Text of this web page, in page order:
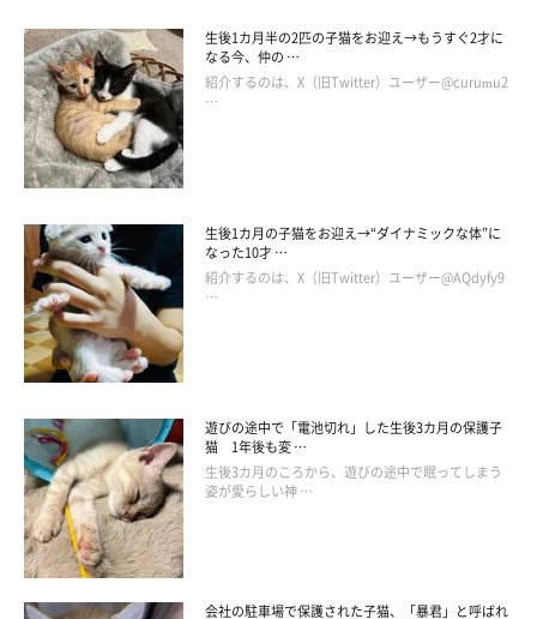
生後1カ月半の2匹の子猫をお迎え→もうすぐ2才に
なる今、仲の …
紹介するのは、X（旧Twitter）ユーザー@curumu2
…
生後1カ月の子猫をお迎え→“ダイナミックな体”に
なった10才 …
紹介するのは、X（旧Twitter）ユーザー@AQdyfy9
…
遊びの途中で「電池切れ」した生後3カ月の保護子
猫 1年後も変 …
生後3カ月のころから、遊びの途中で眠ってしまう
姿が愛らしい神 …
会社の駐車場で保護された子猫、「暴君」と呼ばれ